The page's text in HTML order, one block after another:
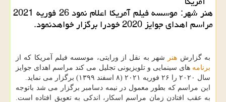
هنر شهر: موسسه فیلم آمریكا اعلام نمود 26 فوریه 2021
مراسم اهدای جوایز 2020 خودرا برگزار خواهدنمود.
به گزارش هنر
شهر به نقل از ورایتی، موسسه فیلم آمریکا که از
برنامه های سینمایی و تلویزیونی تجلیل می کند مراسم اهدای جوایز
سال ۲۰۲۰ را ۲۶ فوریه ۲۰۲۱ (۸ اسفند ۱۳۹۹) برگزار می نماید.
این مراسم که بطور معمول در نیمه دسامبر برگزار می شد باتوجه
به عقب افتادن زمان مراسم اسکار، اندکی به تعویق افتاده است.